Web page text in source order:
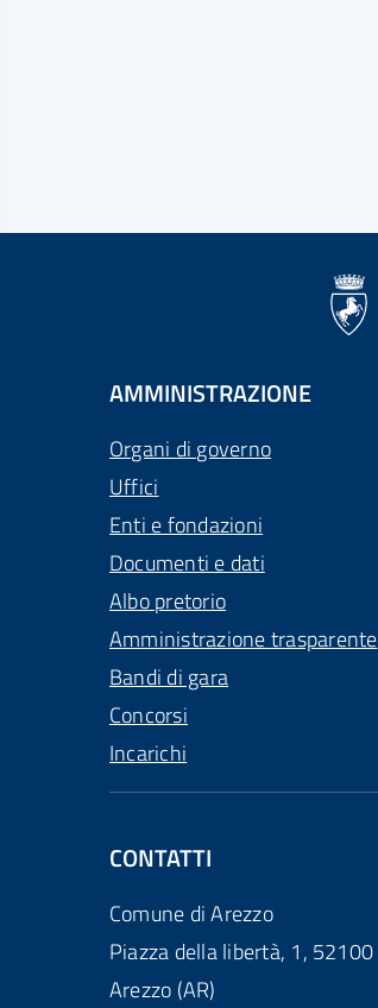
AMMINISTRAZIONE
Organi di governo
Uffici
Enti e fondazioni
Documenti e dati
Albo pretorio
Amministrazione trasparente
Bandi di gara
Concorsi
Incarichi
CONTATTI
Comune di Arezzo
Piazza della libertà, 1, 52100
Arezzo (AR)